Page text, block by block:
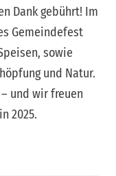
Dank gebührt! Im
Gemeindefest
sowie
und Natur.
und wir freuen
2025.